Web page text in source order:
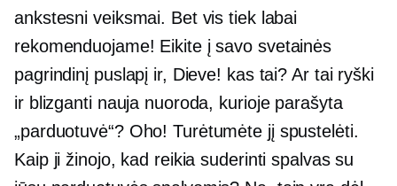
ankstesni veiksmai. Bet vis tiek labai
rekomenduojame! Eikite į savo svetainės
pagrindinį puslapį ir, Dieve! kas tai? Ar tai ryški
ir blizganti nauja nuoroda, kurioje parašyta
„parduotuvė“? Oho! Turėtumėte jį spustelėti.
Kaip ji žinojo, kad reikia suderinti spalvas su